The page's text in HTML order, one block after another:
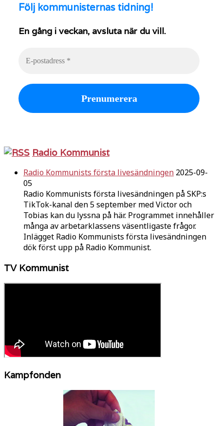
Följ kommunisternas tidning!
En gång i veckan, avsluta när du vill.
Radio Kommunist
Radio Kommunists första livesändningen 2025-09-
05
Radio Kommunists första livesändningen på SKP:s
TikTok-kanal den 5 september med Victor och
Tobias kan du lyssna på här. Programmet innehåller
många av arbetarklassens väsentligaste frågor.
Inlägget Radio Kommunists första livesändningen
dök först upp på Radio Kommunist.
TV Kommunist
Kampfonden